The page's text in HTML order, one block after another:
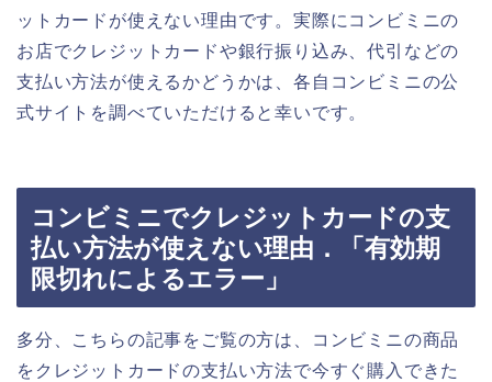
ットカードが使えない理由です。実際にコンビミニの
お店でクレジットカードや銀行振り込み、代引などの
支払い方法が使えるかどうかは、各自コンビミニの公
式サイトを調べていただけると幸いです。
コンビミニでクレジットカードの支
払い方法が使えない理由．「有効期
限切れによるエラー」
多分、こちらの記事をご覧の方は、コンビミニの商品
をクレジットカードの支払い方法で今すぐ購入できた